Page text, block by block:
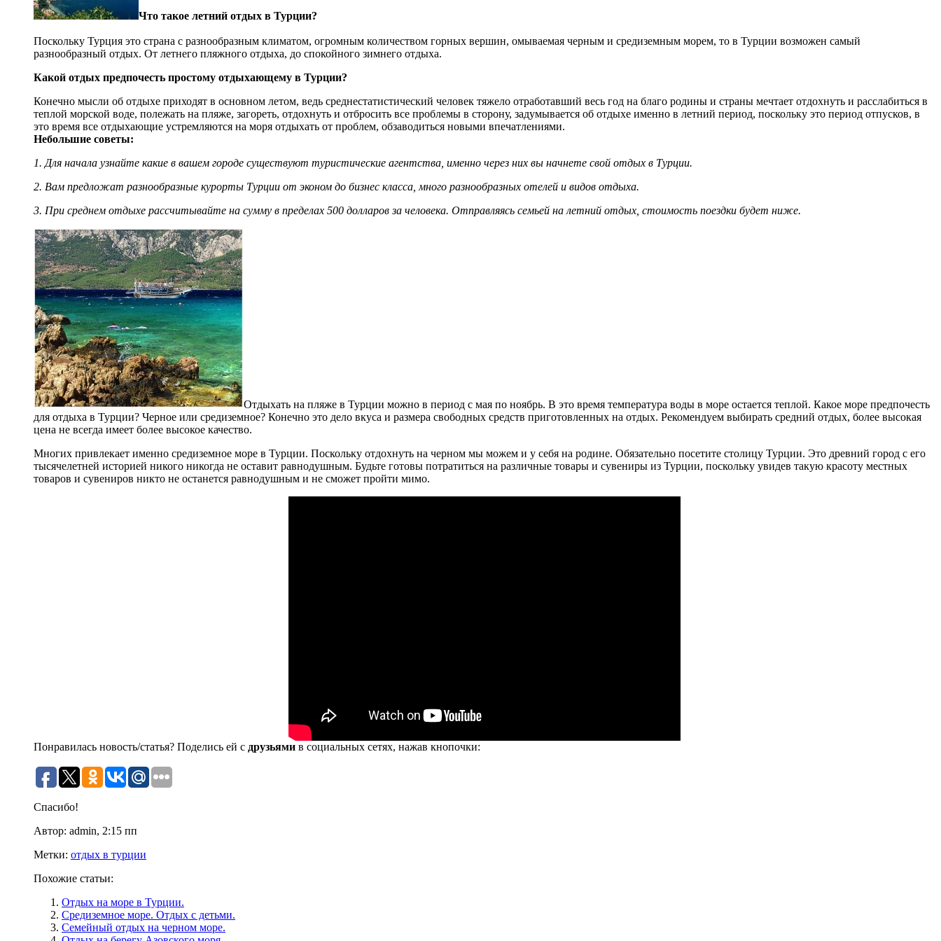
Что такое летний отдых в Турции?
Поскольку Турция это страна с разнообразным климатом, огромным количеством горных вершин, омываемая черным и средиземным морем, то в Турции возможен самый
разнообразный отдых. От летнего пляжного отдыха, до спокойного зимнего отдыха.
Какой отдых предпочесть простому отдыхающему в Турции?
Конечно мысли об отдыхе приходят в основном летом, ведь среднестатистический человек тяжело отработавший весь год на благо родины и страны мечтает отдохнуть и расслабиться в
теплой морской воде, полежать на пляже, загореть, отдохнуть и отбросить все проблемы в сторону, задумывается об отдыхе именно в летний период, поскольку это период отпусков, в
это время все отдыхающие устремляются на моря отдыхать от проблем, обзаводиться новыми впечатлениями.
Небольшие советы:
1. Для начала узнайте какие в вашем городе существуют туристические агентства, именно через них вы начнете свой отдых в Турции.
2. Вам предложат разнообразные курорты Турции от эконом до бизнес класса, много разнообразных отелей и видов отдыха.
3. При среднем отдыхе рассчитывайте на сумму в пределах 500 долларов за человека. Отправляясь семьей на летний отдых, стоимость поездки будет ниже.
Отдыхать на пляже в Турции можно в период с мая по ноябрь. В это время температура воды в море остается теплой. Какое море предпочесть
для отдыха в Турции? Черное или средиземное? Конечно это дело вкуса и размера свободных средств приготовленных на отдых. Рекомендуем выбирать средний отдых, более высокая
цена не всегда имеет более высокое качество.
Многих привлекает именно средиземное море в Турции. Поскольку отдохнуть на черном мы можем и у себя на родине. Обязательно посетите столицу Турции. Это древний город с его
тысячелетней историей никого никогда не оставит равнодушным. Будьте готовы потратиться на различные товары и сувениры из Турции, поскольку увидев такую красоту местных
товаров и сувениров никто не останется равнодушным и не сможет пройти мимо.
Понравилась новость/статья? Поделись ей с друзьями в социальных сетях, нажав кнопочки:
Спасибо!
Автор: admin, 2:15 пп
Метки: отдых в турции
Похожие статьи:
Отдых на море в Турции.
Средиземное море. Отдых с детьми.
Семейный отдых на черном море.